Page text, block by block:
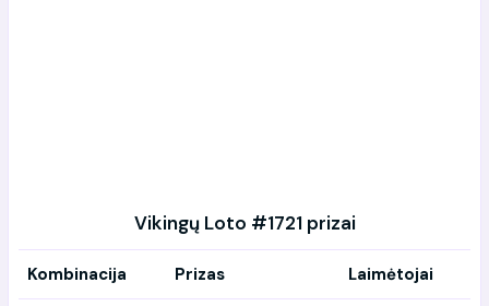
Vikingų Loto #1721 prizai
Kombinacija Prizas Laimėtojai